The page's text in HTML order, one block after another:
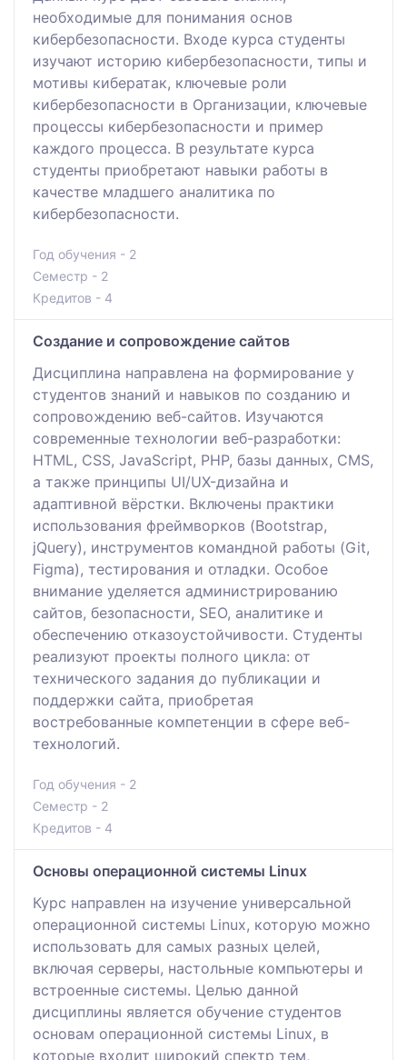
необходимые для понимания основ
кибербезопасности. Входе курса студенты
изучают историю кибербезопасности, типы и
мотивы кибератак, ключевые роли
кибербезопасности в Организации, ключевые
процессы кибербезопасности и пример
каждого процесса. В результате курса
студенты приобретают навыки работы в
качестве младшего аналитика по
кибербезопасности.
Год обучения - 2
Семестр - 2
Кредитов - 4
Создание и сопровождение сайтов
Дисциплина направлена на формирование у
студентов знаний и навыков по созданию и
сопровождению веб-сайтов. Изучаются
современные технологии веб-разработки:
HTML, CSS, JavaScript, PHP, базы данных, CMS,
а также принципы UI/UX-дизайна и
адаптивной вёрстки. Включены практики
использования фреймворков (Bootstrap,
jQuery), инструментов командной работы (Git,
Figma), тестирования и отладки. Особое
внимание уделяется администрированию
сайтов, безопасности, SEO, аналитике и
обеспечению отказоустойчивости. Студенты
реализуют проекты полного цикла: от
технического задания до публикации и
поддержки сайта, приобретая
востребованные компетенции в сфере веб-
технологий.
Год обучения - 2
Семестр - 2
Кредитов - 4
Основы операционной системы Linux
Курс направлен на изучение универсальной
операционной системы Linux, которую можно
использовать для самых разных целей,
включая серверы, настольные компьютеры и
встроенные системы. Целью данной
дисциплины является обучение студентов
основам операционной системы Linux, в
которые входит широкий спектр тем,